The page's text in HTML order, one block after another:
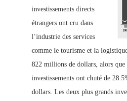
investissements directs
étrangers ont cru dans
l’industrie des services
comme le tourisme et la
822 millions de dollars, alors
investissements ont chuté de
dollars. Les deux plus grands